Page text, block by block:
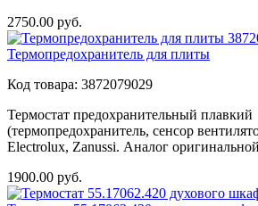
2750.00 руб.
Термопредохранитель для плиты
Код товара: 3872079029
Термостат предохранительный плавкий
(термопредохранитель, сенсор
Electrolux, Zanussi. Аналог
1900.00 руб.